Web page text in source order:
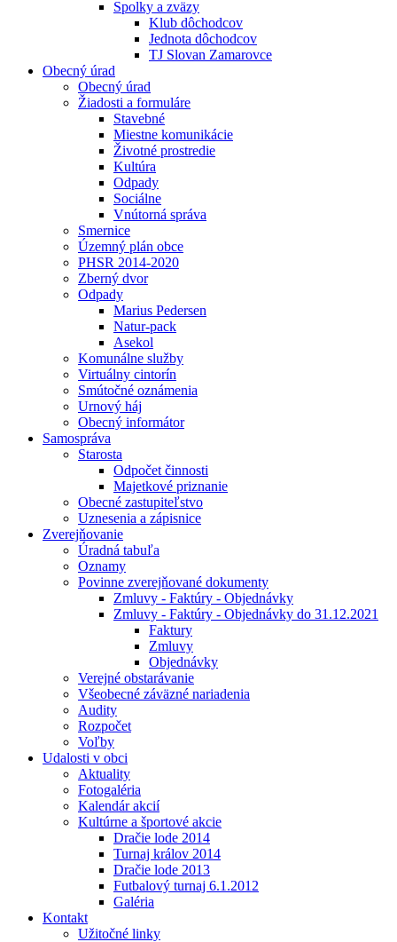
Spolky a zväzy
Klub dôchodcov
Jednota dôchodcov
TJ Slovan Zamarovce
Obecný úrad
Obecný úrad
Žiadosti a formuláre
Stavebné
Miestne komunikácie
Životné prostredie
Kultúra
Odpady
Sociálne
Vnútorná správa
Smernice
Územný plán obce
PHSR 2014-2020
Zberný dvor
Odpady
Marius Pedersen
Natur-pack
Asekol
Komunálne služby
Virtuálny cintorín
Smútočné oznámenia
Urnový háj
Obecný informátor
Samospráva
Starosta
Odpočet činnosti
Majetkové priznanie
Obecné zastupiteľstvo
Uznesenia a zápisnice
Zverejňovanie
Úradná tabuľa
Oznamy
Povinne zverejňované dokumenty
Zmluvy - Faktúry - Objednávky
Zmluvy - Faktúry - Objednávky do 31.12.2021
Faktury
Zmluvy
Objednávky
Verejné obstarávanie
Všeobecné záväzné nariadenia
Audity
Rozpočet
Voľby
Udalosti v obci
Aktuality
Fotogaléria
Kalendár akcií
Kultúrne a športové akcie
Dračie lode 2014
Turnaj králov 2014
Dračie lode 2013
Futbalový turnaj 6.1.2012
Galéria
Kontakt
Užitočné linky